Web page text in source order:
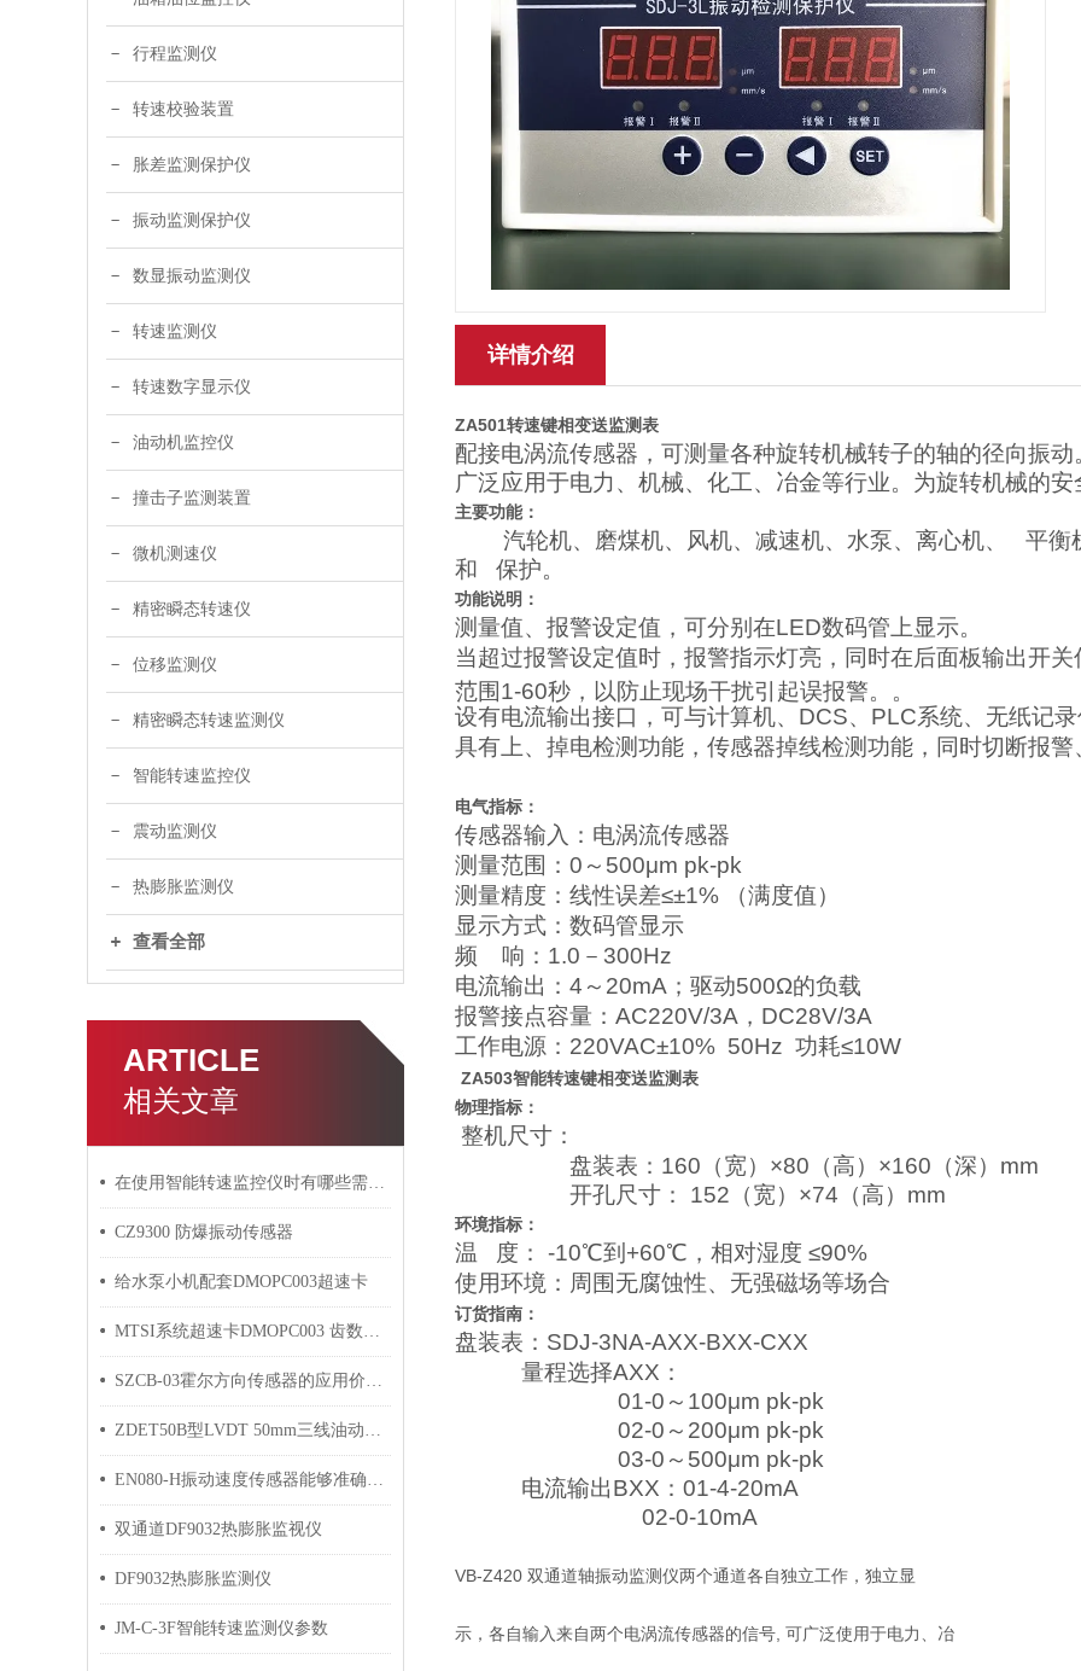
行程监测仪
转速校验装置
胀差监测保护仪
振动监测保护仪
数显振动监测仪
转速监测仪
转速数字显示仪
油动机监控仪
撞击子监测装置
微机测速仪
精密瞬态转速仪
位移监测仪
精密瞬态转速监测仪
智能转速监控仪
震动监测仪
热膨胀监测仪
查看全部
ARTICLE
相关文章
在使用智能转速监控仪时有哪些需要我们注意的呢
CZ9300 防爆振动传感器
给水泵小机配套DMOPC003超速卡
MTSI系统超速卡DMOPC003 齿数设置
SZCB-03霍尔方向传感器的应用价值及选型要点
ZDET50B型LVDT 50mm三线油动机位移传感器
EN080-H振动速度传感器能够准确检测低频和高频的振动信号
双通道DF9032热膨胀监视仪
DF9032热膨胀监测仪
JM-C-3F智能转速监测仪参数
详情介绍
ZA501转速键相变送监测表
配接电涡流传感器，可测量各种旋转机械转子的轴的径向振
广泛应用于电力、机械、化工、冶金等行业。为旋转机械的
主要功能：
汽轮机、磨煤机、风机、减速机、水泵、离心机、 平衡
和 保护。
功能说明：
测量值、报警设定值，可分别在LED数码管上显示。
当超过报警设定值时，报警指示灯亮，同时在后面板输出开
范围1-60秒，以防止现场干扰引起误报警。。
设有电流输出接口，可与计算机、DCS、PLC系统、无纸记
具有上、掉电检测功能，传感器掉线检测功能，同时切断报
电气指标：
传感器输入：电涡流传感器
测量范围：0～500μm pk-pk
测量精度：线性误差≤±1% （满度值）
显示方式：数码管显示
频 响：1.0－300Hz
电流输出：4～20mA；驱动500Ω的负载
报警接点容量： AC220V/3A ，DC28V/3A
工作电源：220VAC±10% 50Hz 功耗≤10W
ZA503智能转速键相变送监测表
物理指标：
整机尺寸：
盘装表：160（宽）×80（高）×160（深）mm
开孔尺寸： 152（宽）×74（高）mm
环境指标：
温 度： -10℃到+60℃ ，相对湿度 ≤90%
使用环境： 周围无腐蚀性、无强磁场等场合
订货指南：
盘装表：SDJ-3NA-AXX-BXX-CXX
量程选择AXX：
01-0 ～100μm pk-pk
02-0～200μm pk-pk
03-0～500μm pk-pk
电流输出BXX：01-4-20mA
02-0-10mA
VB-Z420 双通道轴振动监测仪两个通道各自独立工作，独立显
示，各自输入来自两个电涡流传感器的信号, 可广泛使用于电力、冶